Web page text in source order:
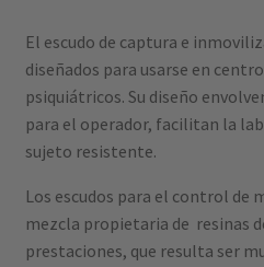
El escudo de captura e
diseñados para usarse en
psiquiátricos. Su diseño
para el operador, facilitan la
sujeto resistente.
Los escudos para el control de
mezcla propietaria de resinas
prestaciones, que resulta ser